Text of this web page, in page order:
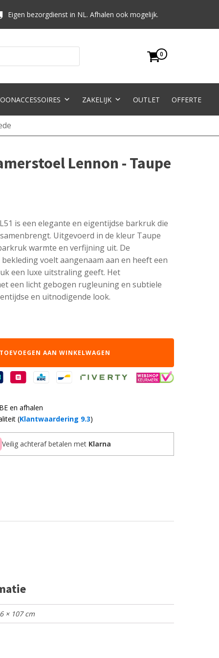
Eigen bezorgdienst in NL. Afhalen ook mogelijk.
0
ZAKELIJK OUTLET OFFERTE
Lennon - Taupe
is een elegante en eigentijdse barkruk die
Uitgevoerd in de kleur Taupe
warmte en verfijning uit. De
voelt aangenaam aan en heeft een
een luxe uitstraling geeft. Het
een licht gebogen rugleuning en subtiele
en uitnodigende look.
TOEVOEGEN AAN WINKELWAGEN
en afhalen
(Klantwaardering 9.3)
Veilig achteraf betalen met Klarna
× 107 cm